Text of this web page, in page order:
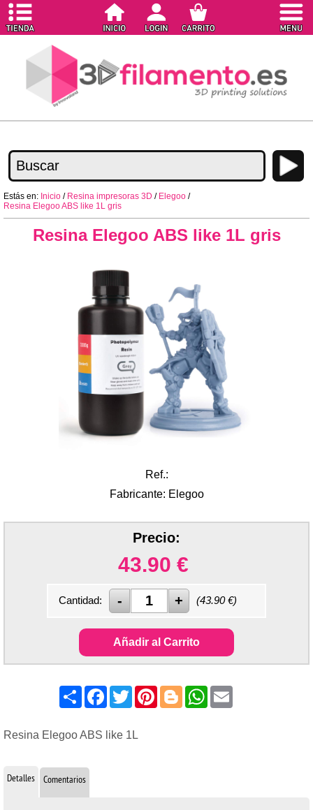
Estás en: Inicio / Resina impresoras 3D / Elegoo /
Resina Elegoo ABS like 1L gris
Resina Elegoo ABS like 1L gris
Ref.:
Fabricante: Elegoo
Precio:
43.90 €
Cantidad: (43.90€)
Añadir al Carrito
ShareFacebook
TwitterPinterest
BloggerWhatsApp
Resina Elegoo ABS like 1L
Detalles Comentarios